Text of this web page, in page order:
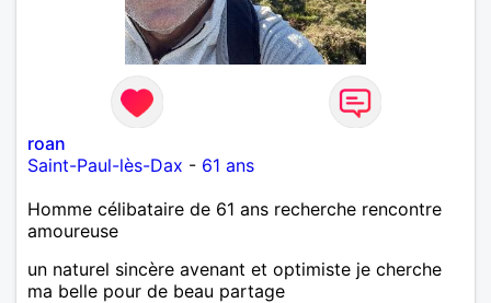
roan
Saint-Paul-lès-Dax - 61 ans
Homme célibataire de 61 ans recherche rencontre
amoureuse
un naturel sincère avenant et optimiste je cherche
ma belle pour de beau partage